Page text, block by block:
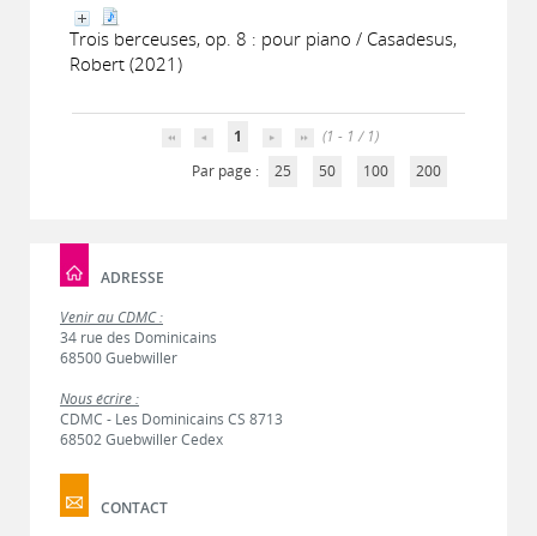
Trois berceuses, op. 8 : pour piano / Casadesus,
Robert (2021)
1
(1 - 1 / 1)
Par page :
25 50 100 200
ADRESSE
Venir au CDMC :
34 rue des Dominicains
68500 Guebwiller
Nous écrire :
CDMC - Les Dominicains CS 8713
68502 Guebwiller Cedex
CONTACT